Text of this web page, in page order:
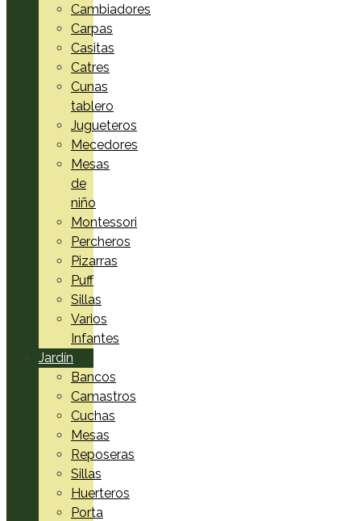
Cambiadores
Carpas
Casitas
Catres
Cunas
tablero
Jugueteros
Mecedores
Mesas
de
niño
Montessori
Percheros
Pizarras
Puff
Sillas
Varios
Infantes
Jardín
Bancos
Camastros
Cuchas
Mesas
Reposeras
Sillas
Huerteros
Porta